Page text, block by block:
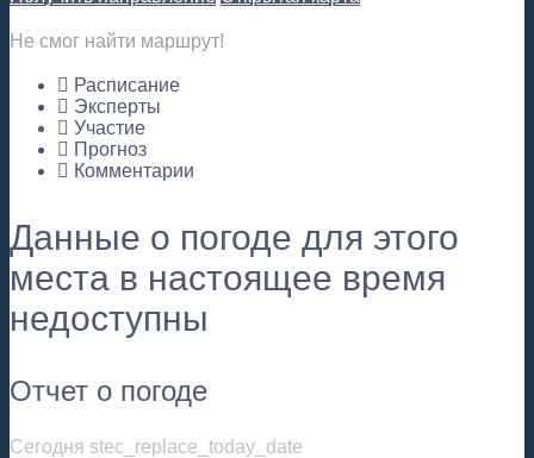
Не смог найти маршрут!
Расписание
Эксперты
Участие
Прогноз
Комментарии
Данные о погоде для этого
места в настоящее время
недоступны
Отчет о погоде
Сегодня stec_replace_today_date